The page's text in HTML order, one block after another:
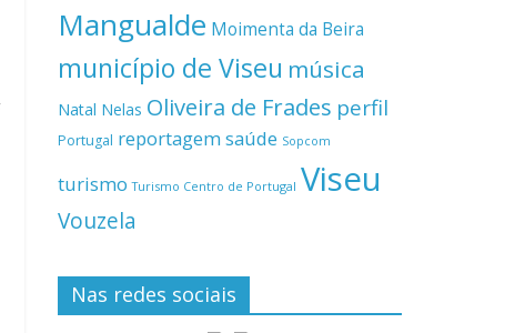
Mangualde Moimenta da Beira
município de Viseu música
Natal Nelas Oliveira de Frades perfil
Portugal reportagemsaúde Sopcom
turismo Turismo Centro de Portugal Viseu
Vouzela
Nas redes sociais